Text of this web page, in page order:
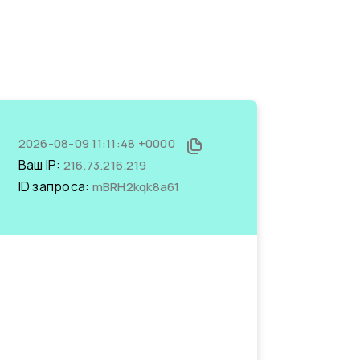
2026-08-09 11:11:48 +0000
Ваш IP: 216.73.216.219
ID запроса: mBRH2kqk8a61